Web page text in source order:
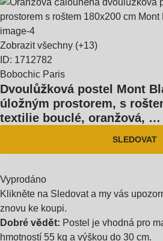
Zobrazit všechny (+13)
ID: 1712782
Bobochic Paris
Dvoulůžková postel Mont
úložným prostorem, s
textilie bouclé, oranžová, …
SLEDOVAT
Vyprodáno
Klikněte na Sledovat a my vás
znovu ke koupi.
Dobré vědět: Postel je vhodná pro
hmotností 55 kg a výškou do 30 cm.